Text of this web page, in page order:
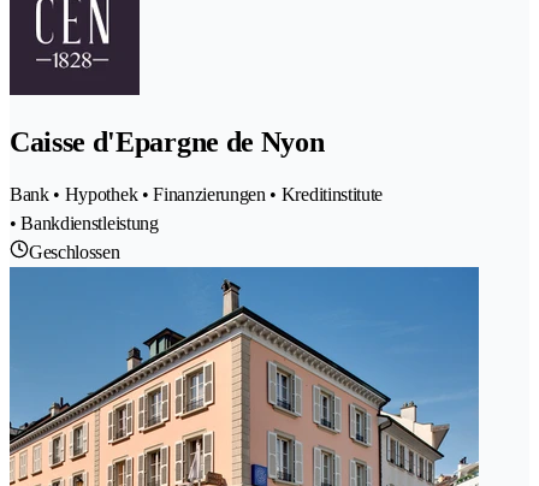
Caisse d'Epargne de Nyon
Bank • Hypothek • Finanzierungen • Kreditinstitute
• Bankdienstleistung
Geschlossen